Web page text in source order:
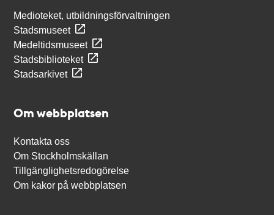
Medioteket, utbildningsförvaltningen
Stadsmuseet
Medeltidsmuseet
Stadsbiblioteket
Stadsarkivet
Om webbplatsen
Kontakta oss
Om Stockholmskällan
Tillgänglighetsredogörelse
Om kakor på webbplatsen